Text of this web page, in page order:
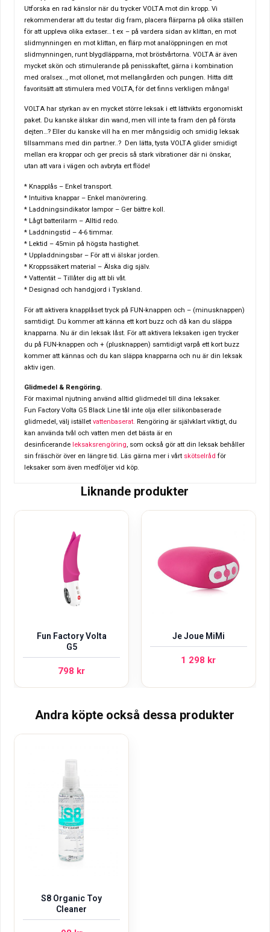
Utforska en rad känslor när du trycker VOLTA mot din kropp. Vi
rekommenderar att du testar dig fram, placera flärparna på olika ställen
för att uppleva olika extaser… t ex – på vardera sidan av klittan, en mot
slidmynningen en mot klittan, en flärp mot analöppningen en mot
slidmynningen, runt blygdläpparna, mot bröstvårtorna. VOLTA är även
mycket skön och stimulerande på penisskaftet, gärna i kombination
med oralsex.., mot ollonet, mot mellangården och pungen. Hitta ditt
favoritsätt att stimulera med VOLTA, för det finns verkligen många!
VOLTA har styrkan av en mycket större leksak i ett lättvikts ergonomiskt
paket. Du kanske älskar din wand, men vill inte ta fram den på första
dejten…? Eller du kanske vill ha en mer mångsidig och smidig leksak
tillsammans med din partner..? Den lätta, tysta VOLTA glider smidigt
mellan era kroppar och ger precis så stark vibrationer där ni önskar,
utan att vara i vägen och avbryta ert flöde!
* Knapplås – Enkel transport.
* Intuitiva knappar – Enkel manövrering.
* Laddningsindikator lampor – Ger bättre koll.
* Lågt batterilarm – Alltid redo.
* Laddningstid – 4-6 timmar.
* Lektid – 45min på högsta hastighet.
* Uppladdningsbar – För att vi älskar jorden.
* Kroppssäkert material – Älska dig själv.
* Vattentät – Tillåter dig att bli våt.
* Designad och handgjord i Tyskland.
För att aktivera knapplåset tryck på FUN-knappen och – (minusknappen)
samtidigt. Du kommer att känna ett kort buzz och då kan du släppa
knapparna. Nu är din leksak låst. För att aktivera leksaken igen trycker
du på FUN-knappen och + (plusknappen) samtidigt varpå ett kort buzz
kommer att kännas och du kan släppa knapparna och nu är din leksak
aktiv igen.
Glidmedel & Rengöring.
För maximal njutning använd alltid glidmedel till dina leksaker.
Fun Factory Volta G5 Black Line tål inte olja eller silikonbaserade
glidmedel, välj iställetvattenbaserat. Rengöring är självklart viktigt, du
kan använda tvål och vatten men det bästa är en
desinficerande leksaksrengöring, som också gör att din leksak behåller
sin fräschör över en längre tid. Läs gärna mer i vårt skötselråd för
leksaker som även medföljer vid köp.
Liknande produkter
Fun Factory Volta
G5
798 kr
Je Joue MiMi
1 298 kr
Andra köpte också dessa produkter
S8 Organic Toy
Cleaner